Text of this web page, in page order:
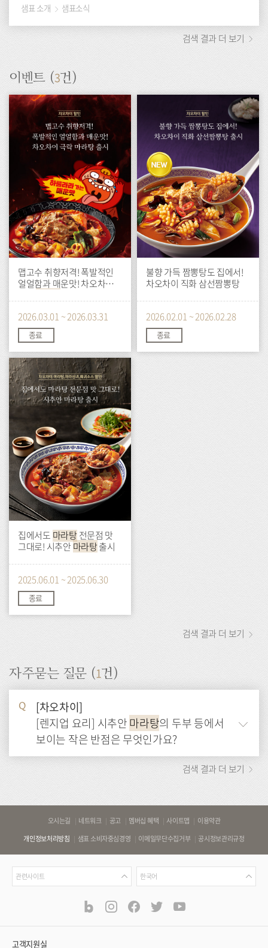
샘표 소개
샘표소식
검색 결과 더 보기
이벤트 (3건)
이
트
맵고수 취향저격! 폭발적인
얼얼함과 매운맛! 차오차이
2026.03.01 ~ 2026.03.31
종료
불향 가득 짬뽕탕도 집에서!
차오차이 직화 삼선짬뽕탕
2026.02.01 ~ 2026.02.28
종료
이
벤
트
집에서도 마라탕전문점 맛
그대로! 시추안마라탕출시
2025.06.01 ~ 2025.06.30
종료
검색 결과 더 보기
자주묻는 질문 (1건)
Q
[차오차이]
[렌지업 요리] 시추안마라탕의 두부 등에서
보이는 작은 반점은 무엇인가요?
검색 결과 더 보기
오시는길 네트워크 공고 멤버십 혜택 사이트맵
이용약관
개인정보처리방침
샘표 소비자중심경영 이메일무단수집거부 공시정보관리규정
관
련
관련사이트
언
어
한국어
널
blog instagramfacebook
twitter
고객지원실